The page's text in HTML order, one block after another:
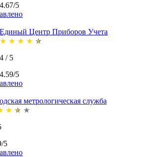
4.67/5
Единый Центр Приборов Учета
★ ★ ★ ★ ★
4 / 5
4.59/5
метрологическая служба
★ ★ ★
5